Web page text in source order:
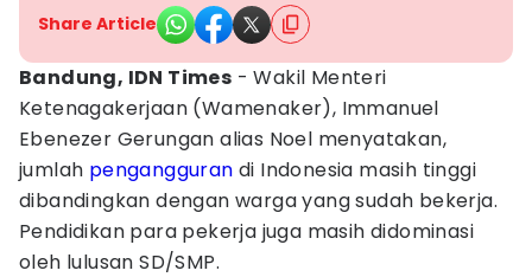
Share Article
Bandung, IDN Times - Wakil Menteri
Ketenagakerjaan (Wamenaker), Immanuel
Ebenezer Gerungan alias Noel menyatakan,
jumlah pengangguran di Indonesia masih tinggi
dibandingkan dengan warga yang sudah bekerja.
Pendidikan para pekerja juga masih didominasi
oleh lulusan SD/SMP.